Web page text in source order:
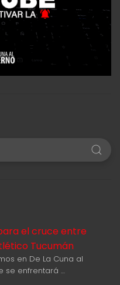
el cruce entre
Tucumán
en De La Cuna al
se enfrentará …